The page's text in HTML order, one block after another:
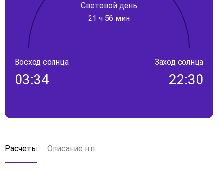
Световой день
21 ч 56 мин
Восход солнца
03:34
Заход солнца
22:30
Расчеты Описание н.п.